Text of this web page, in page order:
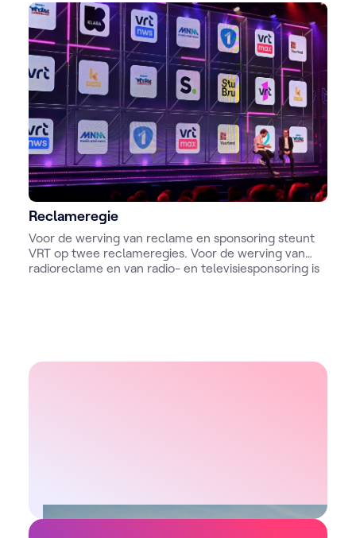
Reclameregie
Voor de werving van reclame en sponsoring steunt
VRT op twee reclameregies. Voor de werving van
radioreclame en van radio- en televisiesponsoring is